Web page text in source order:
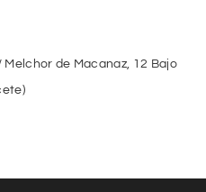
de Macanaz, 12 Bajo